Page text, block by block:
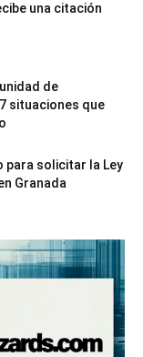
una citación
de
situaciones que
para solicitar la Ley
Granada